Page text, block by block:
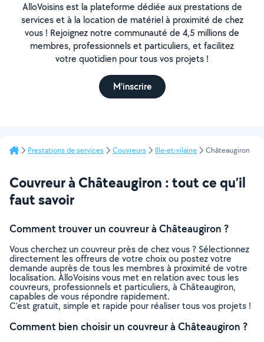
AlloVoisins est la plateforme dédiée aux prestations de
services et à la location de matériel à proximité de chez
vous ! Rejoignez notre communauté de 4,5 millions de
membres, professionnels et particuliers, et facilitez
votre quotidien pour tous vos projets !
M'inscrire
Prestations de services Couvreurs Ille-et-vilaine Châteaugiron
Couvreur à Châteaugiron : tout ce qu’il
faut savoir
Comment trouver un couvreur à Châteaugiron ?
Vous cherchez un couvreur près de chez vous ? Sélectionnez
directement les offreurs de votre choix ou postez votre
demande auprès de tous les membres à proximité de votre
localisation. AlloVoisins vous met en relation avec tous les
couvreurs, professionnels et particuliers, à Châteaugiron,
capables de vous répondre rapidement.
C’est gratuit, simple et rapide pour réaliser tous vos projets !
Comment bien choisir un couvreur à Châteaugiron ?